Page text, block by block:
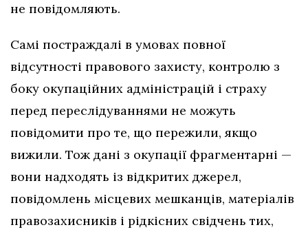
не повідомляють.
Самі постраждалі в умовах повної
відсутності правового захисту, контролю з
боку окупаційних адміністрацій і страху
перед переслідуваннями не можуть
повідомити про те, що пережили, якщо
вижили. Тож дані з окупації фрагментарні —
вони надходять із відкритих джерел,
повідомлень місцевих мешканців, матеріалів
правозахисників і рідкісних свідчень тих,